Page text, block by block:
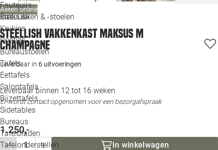
Fauteuils
Barkrukken & -stoelen
Krukjes
Poefjes
Bureaustoelen
Tafels
Eettafels
Salontafels
Bijzettafels
Sidetables
Bureaus
Tafelbladen
Tafelonderstellen
Alle
Alleen online
STEELLISH
Steellish vakkenkast Maksus M
Champagne
Leverbaar in 6 uitvoeringen
Leverbaar binnen 12 tot 16 weken
Er wordt contact opgenomen voor een bezorgafspraak
1.250,-
In winkelwagen